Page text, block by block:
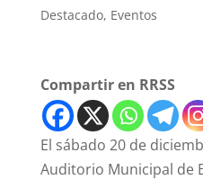
Destacado, Eventos
Compartir en RRSS
El sábado 20 de
Auditorio Municipal de